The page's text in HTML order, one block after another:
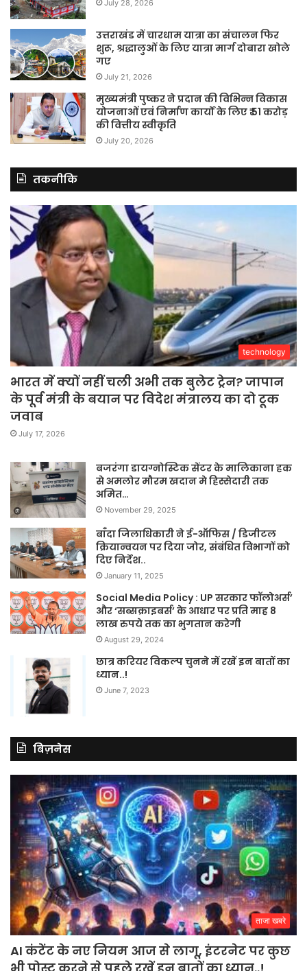
July 28, 2026
उत्तराखंड में चारधाम यात्रा का संचालन फिर
शुरू, श्रद्धालुओं के लिए यात्रा मार्ग दोबारा खोले
गए
July 21, 2026
मुख्यमंत्री पुष्कर ने प्रदान की विभिन्न विकास
योजनाओं एवं निर्माण कार्यों के लिए ₹ 51 करोड़
की वित्तीय स्वीकृति
July 20, 2026
तकनीकि
technology
भारत में क्यों नहीं चली अभी तक बुलेट ट्रेन? जापान
के पूर्व मंत्री के बयान पर विदेश मंत्रालय का दो टूक
जवाब
July 17, 2026
बजरंगा डायग्नोस्टिक सेंटर के मालिकाना हक
से अमलोर मौरम खदान मे हिस्सेदारी तक
अमित…
November 29, 2025
बाँदा जिलाधिकारी ने ई-ऑफिस / डिजीटल
क्रियान्वयन पर दिया जोर, संबंधित विभागों को
दिए निर्देश..
January 11, 2025
Social Media Policy : UP सरकार फॉलोअर्स’
और ‘सब्सक्राइबर्स’ के आधार पर प्रति माह 8
लाख रुपये तक का भुगतान करेगी
August 29, 2024
छात्र करियर विकल्प चुनने में रखें इन बातों का
ध्यान..!
June 7, 2023
बिज़नेस
ताजा खबरे
AI कंटेंट के नए नियम आज से लागू, इंटरनेट पर कुछ